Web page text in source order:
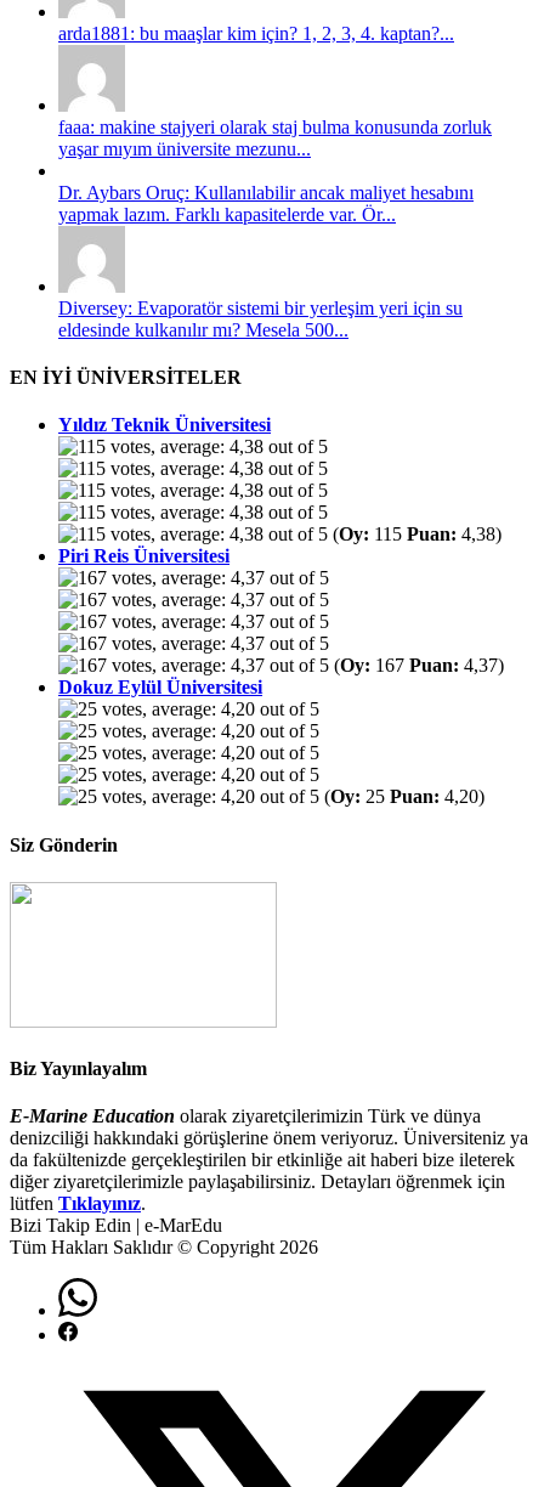
arda1881: bu maaşlar kim için? 1, 2, 3, 4. kaptan?...
faaa: makine stajyeri olarak staj bulma konusunda zorluk
yaşar mıyım üniversite mezunu...
Dr. Aybars Oruç: Kullanılabilir ancak maliyet hesabını
yapmak lazım. Farklı kapasitelerde var. Ör...
Diversey: Evaporatör sistemi bir yerleşim yeri için su
eldesinde kulkanılır mı? Mesela 500...
EN İYİ ÜNİVERSİTELER
Yıldız Teknik Üniversitesi
(Oy: 115 Puan: 4,38)
Piri Reis Üniversitesi
(Oy: 167 Puan: 4,37)
Dokuz Eylül Üniversitesi
(Oy: 25 Puan: 4,20)
Siz Gönderin
Biz Yayınlayalım
E-Marine Education olarak ziyaretçilerimizin Türk ve dünya
denizciliği hakkındaki görüşlerine önem veriyoruz. Üniversiteniz ya
da fakültenizde gerçekleştirilen bir etkinliğe ait haberi bize ileterek
diğer ziyaretçilerimizle paylaşabilirsiniz. Detayları öğrenmek için
lütfen Tıklayınız.
Bizi Takip Edin | e-MarEdu
Tüm Hakları Saklıdır © Copyright 2026